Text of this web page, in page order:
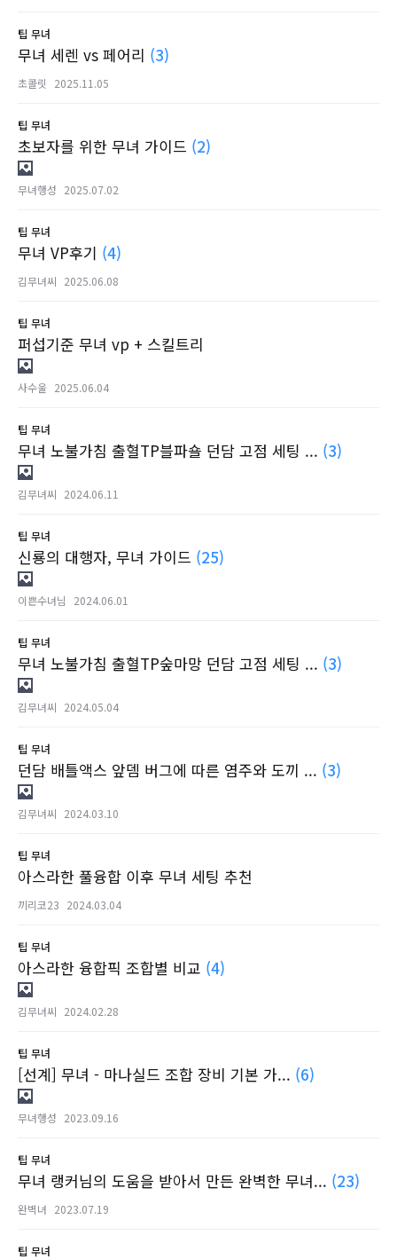
팁 무녀
무녀 세렌 vs 페어리 (3)
초콜릿 2025.11.05
팁 무녀
초보자를 위한 무녀 가이드 (2)
무녀행성 2025.07.02
팁 무녀
무녀 VP후기 (4)
김무녀씨 2025.06.08
팁 무녀
퍼섭기준 무녀 vp + 스킬트리
사수울 2025.06.04
팁 무녀
무녀 노불가침 출혈TP블파숄 던담 고점 세팅 ... (3)
김무녀씨 2024.06.11
팁 무녀
신룡의 대행자, 무녀 가이드 (25)
이쁜수녀님 2024.06.01
팁 무녀
무녀 노불가침 출혈TP숲마망 던담 고점 세팅 ... (3)
김무녀씨 2024.05.04
팁 무녀
던담 배틀액스 앞뎀 버그에 따른 염주와 도끼 ... (3)
김무녀씨 2024.03.10
팁 무녀
아스라한 풀융합 이후 무녀 세팅 추천
끼리코23 2024.03.04
팁 무녀
아스라한 융합픽 조합별 비교 (4)
김무녀씨 2024.02.28
팁 무녀
[선계] 무녀 - 마나실드 조합 장비 기본 가... (6)
무녀행성 2023.09.16
팁 무녀
무녀 랭커님의 도움을 받아서 만든 완벽한 무녀... (23)
완벽녀 2023.07.19
팁 무녀